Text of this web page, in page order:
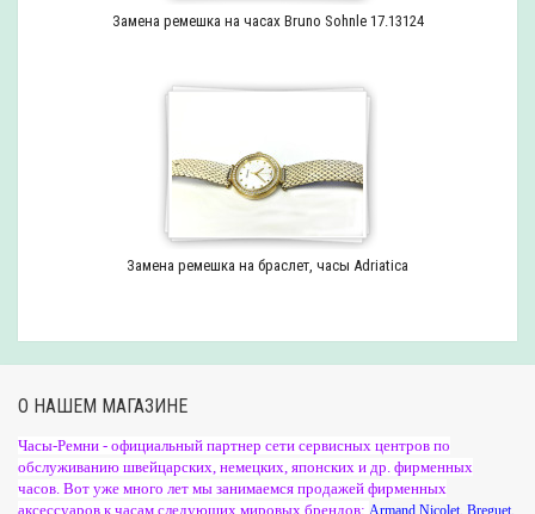
Замена ремешка на часах Bruno Sohnle 17.13124
Замена ремешка на браслет, часы Adriatica
О НАШЕМ МАГАЗИНЕ
Часы-Ремни - официальный партнер сети сервисных центров по
обслуживанию швейцарских, немецких, японских и др. фирменных
часов. Вот уже много лет мы занимаемся продажей фирменных
аксессуаров к часам следующих мировых брендов: Armand Nicolet, Breguet,